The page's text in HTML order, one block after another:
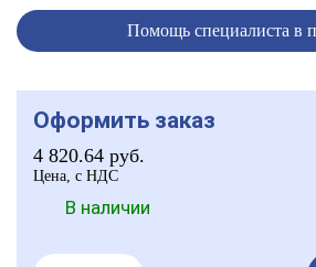
Помощь специалиста в
Оформить заказ
4 820.64 руб.
Цена, с НДС
В наличии